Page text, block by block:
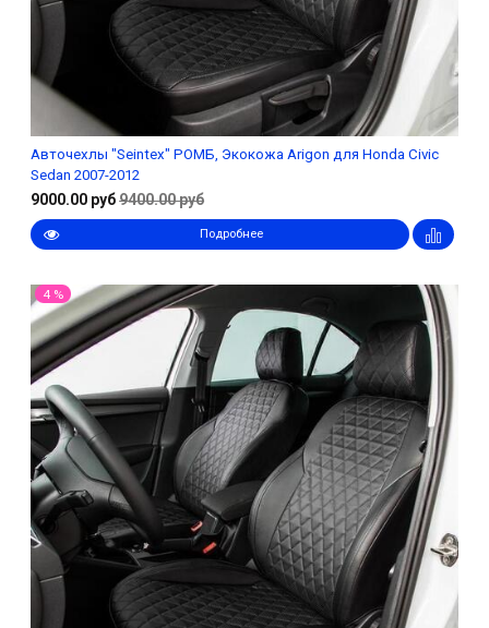
Авточехлы "Seintex" РОМБ, Экокожа Arigon для Honda Civic
Sedan 2007-2012
9000.00 руб9400.00 руб
Подробнее
4 %